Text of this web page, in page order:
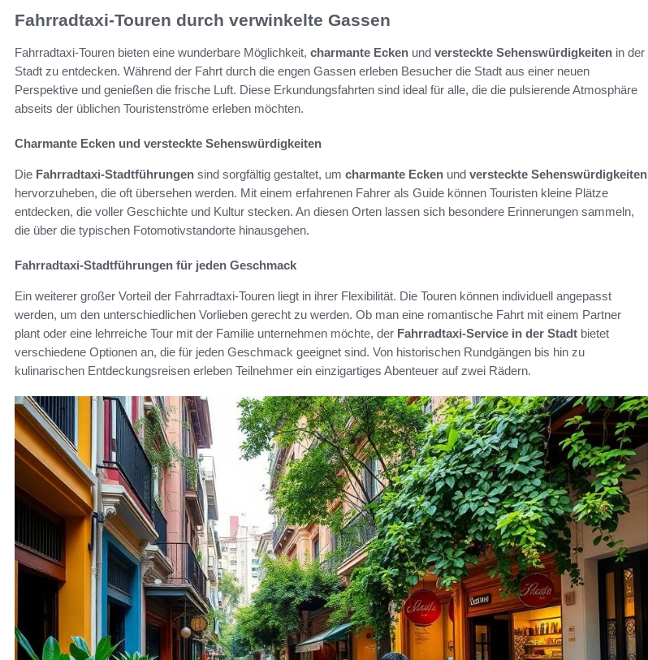
Fahrradtaxi-Touren durch verwinkelte Gassen
Fahrradtaxi-Touren bieten eine wunderbare Möglichkeit, charmante Ecken und versteckte Sehenswürdigkeiten in der
Stadt zu entdecken. Während der Fahrt durch die engen Gassen erleben Besucher die Stadt aus einer neuen
Perspektive und genießen die frische Luft. Diese Erkundungsfahrten sind ideal für alle, die die pulsierende Atmosphäre
abseits der üblichen Touristenströme erleben möchten.
Charmante Ecken und versteckte Sehenswürdigkeiten
Die Fahrradtaxi-Stadtführungen sind sorgfältig gestaltet, um charmante Ecken und versteckte Sehenswürdigkeiten
hervorzuheben, die oft übersehen werden. Mit einem erfahrenen Fahrer als Guide können Touristen kleine Plätze
entdecken, die voller Geschichte und Kultur stecken. An diesen Orten lassen sich besondere Erinnerungen sammeln,
die über die typischen Fotomotivstandorte hinausgehen.
Fahrradtaxi-Stadtführungen für jeden Geschmack
Ein weiterer großer Vorteil der Fahrradtaxi-Touren liegt in ihrer Flexibilität. Die Touren können individuell angepasst
werden, um den unterschiedlichen Vorlieben gerecht zu werden. Ob man eine romantische Fahrt mit einem Partner
plant oder eine lehrreiche Tour mit der Familie unternehmen möchte, der Fahrradtaxi-Service in der Stadt bietet
verschiedene Optionen an, die für jeden Geschmack geeignet sind. Von historischen Rundgängen bis hin zu
kulinarischen Entdeckungsreisen erleben Teilnehmer ein einzigartiges Abenteuer auf zwei Rädern.